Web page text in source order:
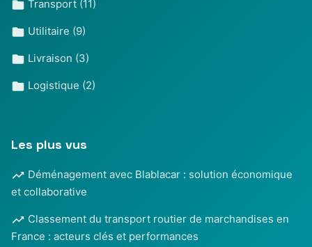
Transport (11)
Utilitaire (9)
Livraison (3)
Logistique (2)
Les plus vus
Déménagement avec Blablacar : solution économique
et collaborative
Classement du transport routier de marchandises en
France : acteurs clés et performances